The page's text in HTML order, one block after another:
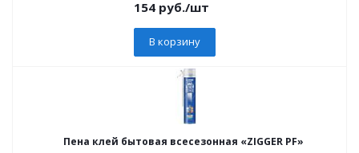
154 руб./шт
В корзину
Пена клей бытовая всесезонная «ZIGGER PF»